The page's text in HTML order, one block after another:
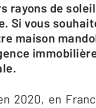
de
Si vous
maison
immobilière
2020, en